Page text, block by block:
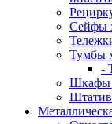
Сейфы
Тумбы
-
Шкафы